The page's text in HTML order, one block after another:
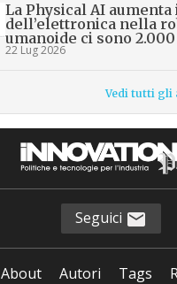
La Physical AI aumenta
dell’elettronica nella
umanoide ci sono
22 Lug 2026
Vedi tutti gli
Seguici
About Autori Tags